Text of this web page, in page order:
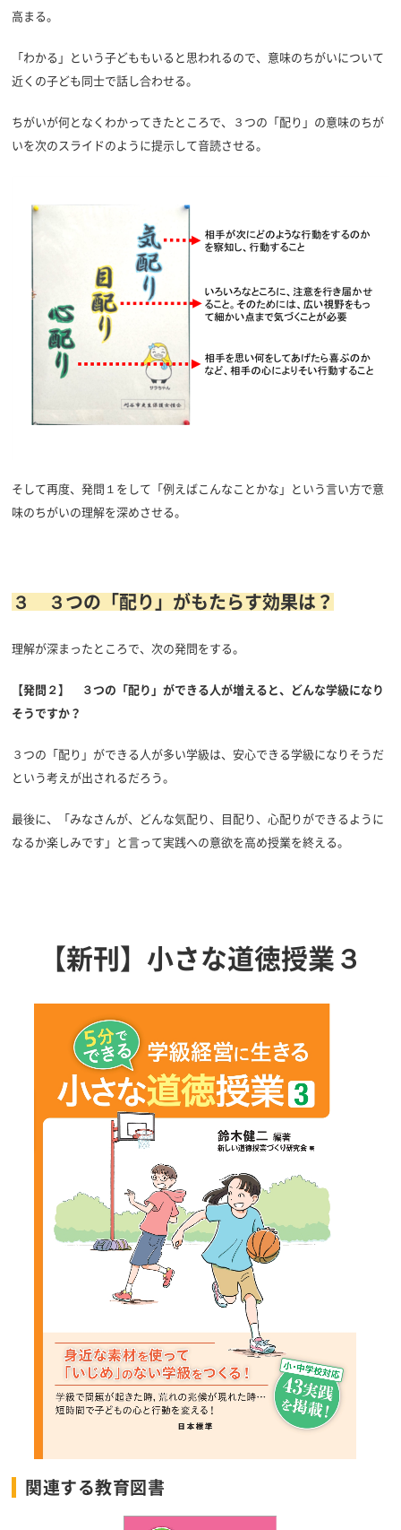
高まる。
「わかる」という子どももいると思われるので、意味のちがいについて
近くの子ども同士で話し合わせる。
ちがいが何となくわかってきたところで、３つの「配り」の意味のちが
いを次のスライドのように提示して音読させる。
そして再度、発問１をして「例えばこんなことかな」という言い方で意
味のちがいの理解を深めさせる。
３ ３つの「配り」がもたらす効果は？
理解が深まったところで、次の発問をする。
【発問２】 ３つの「配り」ができる人が増えると、どんな学級になり
そうですか？
３つの「配り」ができる人が多い学級は、安心できる学級になりそうだ
という考えが出されるだろう。
最後に、「みなさんが、どんな気配り、目配り、心配りができるように
なるか楽しみです」と言って実践への意欲を高め授業を終える。
【新刊】小さな道徳授業３
関連する教育図書